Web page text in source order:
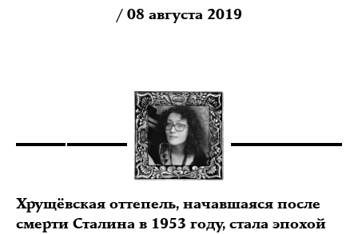
/ 08 августа 2019
Хрущёвская оттепель, начавшаяся после
смерти Сталина в 1953 году, стала эпохой